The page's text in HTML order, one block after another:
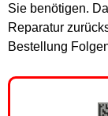
Sie benötigen.
Reparatur
Bestellung